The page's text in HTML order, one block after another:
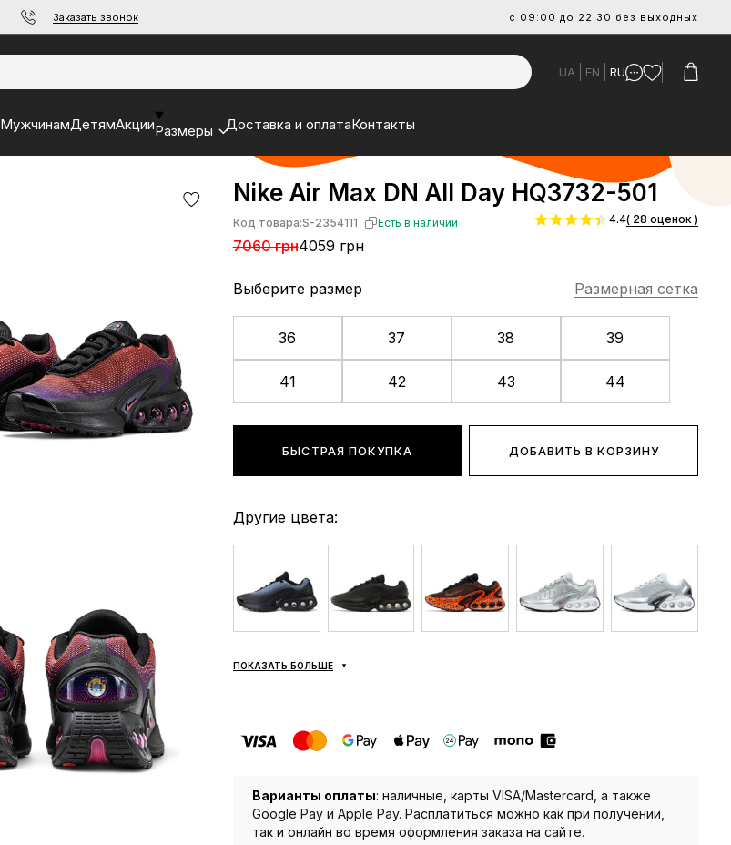
Заказать звонок с 09:00 до 22:30 без выходных
UA EN RU
МужчинамДетямАкцииРазмеры Доставка и оплатаКонтакты
Nike Air Max DN All Day HQ3732-501
Код товара:S-2354111 Есть в наличии
7060 грн4059 грн
4.4( 28 оценок )
Выберите размер Размерная сетка
36 37 38 39
41 42 43 44
БЫСТРАЯ ПОКУПКА ДОБАВИТЬ В КОРЗИНУ
Другие цвета:
ПОКАЗАТЬ БОЛЬШЕ
Варианты оплаты: наличные, карты VISA/Mastercard, а также
Google Pay и Apple Pay. Расплатиться можно как при получении,
так и онлайн во время оформления заказа на сайте.